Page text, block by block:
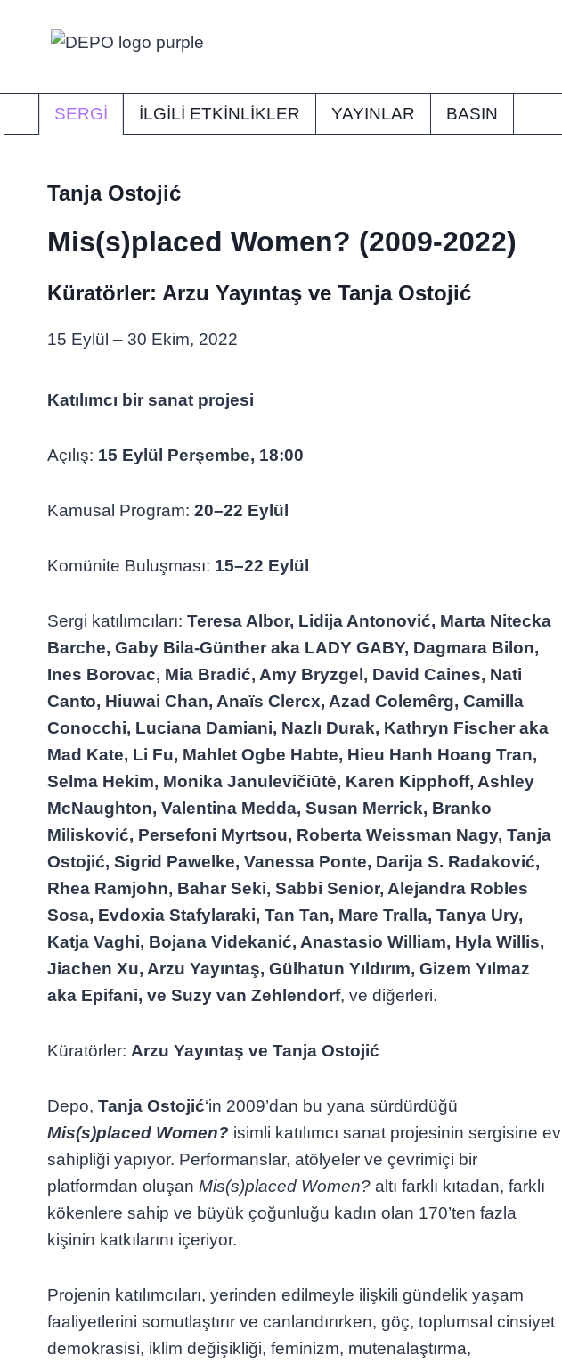
SERGI İLGİLİ ETKİNLİKLER YAYINLAR BASIN
Tanja Ostojić
Mis(s)placed Women? (2009-2022)
Küratörler: Arzu Yayıntaş ve Tanja Ostojić
15 Eylül – 30 Ekim, 2022
Katılımcı bir sanat projesi
Açılış: 15 Eylül Perşembe, 18:00
Kamusal Program: 20–22 Eylül
Komünite Buluşması: 15–22 Eylül
Sergi katılımcıları: Teresa Albor, Lidija Antonović, Marta Nitecka
Barche, Gaby Bila-Günther aka LADY GABY, Dagmara Bilon,
Ines Borovac, Mia Bradić, Amy Bryzgel, David Caines, Nati
Canto, Hiuwai Chan, Anaïs Clercx, Azad Colemêrg, Camilla
Conocchi, Luciana Damiani, Nazlı Durak, Kathryn Fischer aka
Mad Kate, Li Fu, Mahlet Ogbe Habte, Hieu Hanh Hoang Tran,
Selma Hekim, Monika Janulevičiūtė, Karen Kipphoff, Ashley
McNaughton, Valentina Medda, Susan Merrick, Branko
Milisković, Persefoni Myrtsou, Roberta Weissman Nagy, Tanja
Ostojić, Sigrid Pawelke, Vanessa Ponte, Darija S. Radaković,
Rhea Ramjohn, Bahar Seki, Sabbi Senior, Alejandra Robles
Sosa, Evdoxia Stafylaraki, Tan Tan, Mare Tralla, Tanya Ury,
Katja Vaghi, Bojana Videkanić, Anastasio William, Hyla Willis,
Jiachen Xu, Arzu Yayıntaş, Gülhatun Yıldırım, Gizem Yılmaz
aka Epifani, ve Suzy van Zehlendorf, ve diğerleri.
Küratörler: Arzu Yayıntaş ve Tanja Ostojić
Depo, Tanja Ostojić‘in 2009’dan bu yana sürdürdüğü
Mis(s)placed Women? isimli katılımcı sanat projesinin sergisine ev
sahipliği yapıyor. Performanslar, atölyeler ve çevrimiçi bir
platformdan oluşan Mis(s)placed Women? altı farklı kıtadan, farklı
kökenlere sahip ve büyük çoğunluğu kadın olan 170’ten fazla
kişinin katkılarını içeriyor.
Projenin katılımcıları, yerinden edilmeyle ilişkili gündelik yaşam
faaliyetlerini somutlaştırır ve canlandırırken, göç, toplumsal cinsiyet
demokrasisi, iklim değişikliği, feminizm, mutenalaştırma,